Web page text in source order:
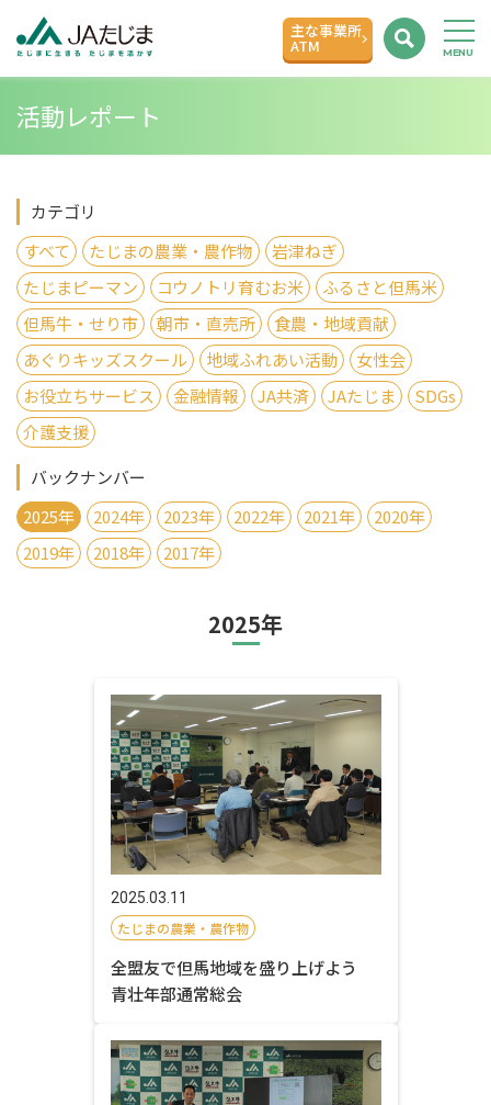
主な事業所
ATM
活動レポート
カテゴリ
すべて
たじまの農業・農作物
岩津ねぎ
たじまピーマン
コウノトリ育むお米
ふるさと但馬米
但馬牛・せり市
朝市・直売所
食農・地域貢献
あぐりキッズスクール
地域ふれあい活動
女性会
お役立ちサービス
金融情報 JA共済 JAたじま
SDGs
介護支援
バックナンバー
2025年
2024年 2023年 2022年 2021年
2020年
2019年
2018年 2017年
2025年
2025.03.11
たじまの農業・農作物
全盟友で但馬地域を盛り上げよう
青壮年部通常総会